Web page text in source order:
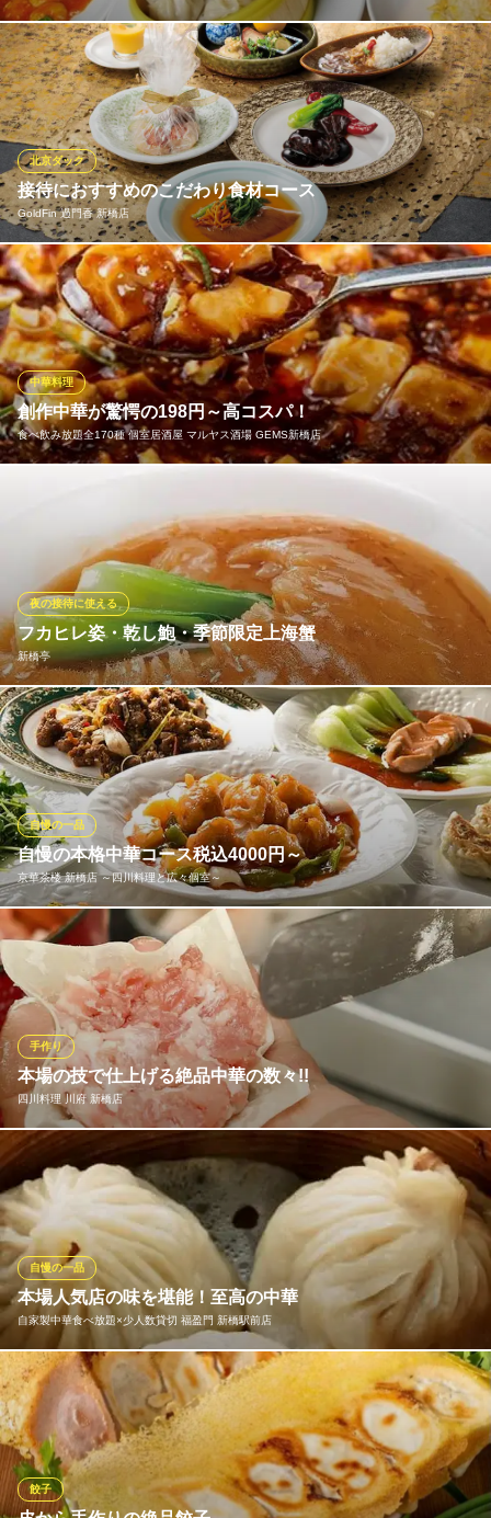
本格中華食べ放題刀削麺
地下鉄銀座線虎ノ門駅1番出口 徒歩5分
東京都港区西新橋1-21-8 弁護士ビル1F
上海風情では、江南地方の伝統的な味を忠実に再現しています。
熟練のシェフが厳選した食材を使用し、一品一品心を込めて手作
り。特に、上海名物の「紅焼肉」や「小籠包」は、口に入れた瞬
間に広がる奥深い味わいが自慢です。本場の上海の味を、新橋で
気軽にお楽しみいただけます。
上海料理 中華居酒屋 上海風情
新橋×上海料理飲み放題
ＪＲ新橋駅 徒歩3分
東京都港区新橋3-15-3 TKK第2新橋ビルB1
接待におすすめのこだわり食材コース
GoldFin 過門香 新橋店
北京ダック
大切な日のお食事にふさわしい贅沢なコースをご用意しておりま
す。
GoldFin 過門香 新橋店
中華 接待 個室
ＪＲ新橋駅日比谷口 徒歩1分
東京都港区新橋1-15-5 ペルサ115 4F
創作中華が驚愕の198円～高コスパ！
食べ飲み放題全170種 個室居酒屋 マルヤス酒場 GEMS新橋店
中華料理
本格中華がお手頃価格で愉しめる話題のお店◎料理は198円、398
円、598円均一♪安さだけでなく、ボリューム満点で美味しいのが
当店のウリ！調理歴30年以上のシェフがご家庭では真似出来ない
強火で作る本格中華！海鮮、肉類、野菜など様々な旬食材を使
用！熟練の技が光る本格中華を心ゆくまでご賞味あれ！
食べ飲み放題全170種 個室居酒屋 マルヤス酒場 GEMS新橋
店
中華居酒屋食べ飲み放題
ＪＲ新橋駅 徒歩3分
東京都港区新橋2-12-8 GEMS新橋5F
フカヒレ姿・乾し鮑・季節限定上海蟹
新橋亭
夜の接待に使える
【佛跳牆】（フォーティオチァン）ジャンプ・ブッタスープ は中
国随一で当店自慢のスープ。【フカヒレ】良型のヨシキリ鮫で気
仙沼が産地、極上スープで上海式醤油煮込み。【干しアワビ】最
高級三陸吉浜産3年以上天日干し、旨みをたっぷり含ませた逸品を
フルコースでご用意します。【上海蟹】毎年秋開催の季節限定コ
ース
新橋亭
中国料理
ＪＲ新橋駅日比谷口 徒歩3分
東京都港区新橋2-4-2
自慢の本格中華コース税込4000円～
京華茶楼 新橋店 ～四川料理と広々個室～
自慢の一品
中国四大料理の一つである四川料理と上海料理をご提供しており
ます。単なる激辛だけでない味の奥深さがある四川料理と、素材
を大切にしたあっさりとした味つけで、日本人の口に合う上海料
理。四川コース、上海コース2時間飲み放題付税込4000円、北京
ダック中華名菜コース、今プラス500円で3時間飲み放題にできま
す。
京華茶楼 新橋店 ～四川料理と広々個室～
中華食べ放題飲み放題
都営三田線内幸町駅 徒歩3分
東京都港区西新橋1-12-6 西山興業 西新橋ビル2F
本場の技で仕上げる絶品中華の数々!!
四川料理 川府 新橋店
手作り
当店の料理は全て、素材の仕入れから行い、仕込みから仕上げま
で一貫して手作り！既成品をそのままの形でお出しするようなメ
ニューは一切ございません。本場の技と文化を熟知した料理人た
ちが、食・味に敏感な日本人の繊細な舌を納得させられるように
日々鍛錬。手作りならではの、素材味生かした逸品をお愉しみ頂
けます♪
四川料理 川府 新橋店
新橋 本格四川料理
都営三田線内幸町駅A3番出口 徒歩3分
東京都港区西新橋2-4-2 西新橋安田ユニオンビルB1
本場人気店の味を堪能！至高の中華
自家製中華食べ放題×少人数貸切 福盈門 新橋駅前店
自慢の一品
中国の人気店で修業したシェフが作る本場を堪能できる中華料
理。 オーダーが入ってから手作りの種類豊富な『小籠包』や『餃
子』は必食！毎日一つ一つを手作りでご提供しております。アツ
アツの肉汁が溢れ出す最高の一品をぜひお楽しみください。
自家製中華食べ放題×少人数貸切 福盈門 新橋駅前店
餃子